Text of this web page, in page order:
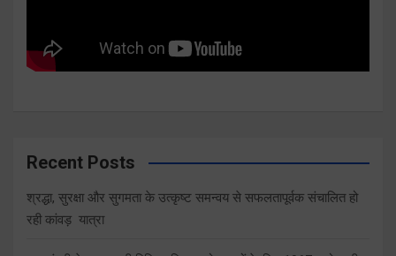
Recent Posts
श्रद्धा, सुरक्षा और सुगमता के उत्कृष्ट समन्वय से सफलतापूर्वक संचालित हो
रही कांवड़ यात्रा